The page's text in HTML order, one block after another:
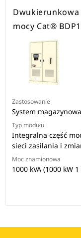
mocy Cat®
Zastosowanie
System
Typ modułu
Integralna część
sieci zasilania i
Moc znamionowa
1000 kVA (1000 kW 1